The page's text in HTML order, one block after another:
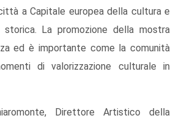
a Capitale europea della cultura e
La promozione della mostra
ed è importante come la comunità
di valorizzazione culturale in
Direttore Artistico della